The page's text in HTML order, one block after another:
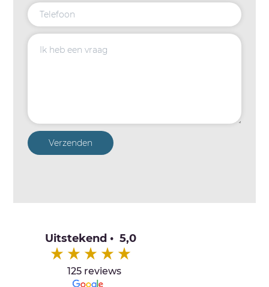
Verzenden
Uitstekend • 5,0
125 reviews